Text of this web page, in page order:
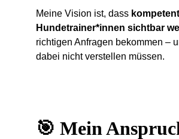
Meine Vision ist, dass
Hundetrainer*innen sichtbar
richtigen Anfragen bekommen –
dabei nicht verstellen müssen.
🎯 Mein